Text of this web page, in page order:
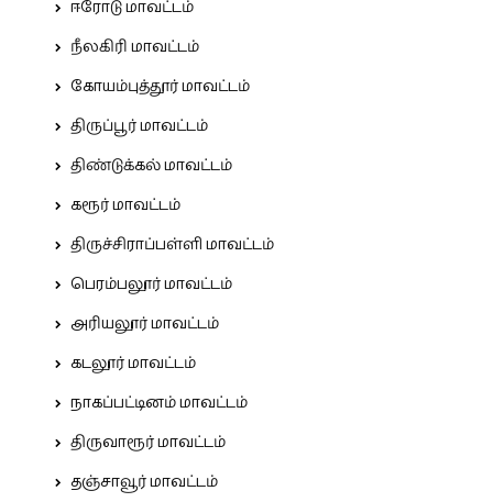
ஈரோடு மாவட்டம்
நீலகிரி மாவட்டம்
கோயம்புத்தூர் மாவட்டம்
திருப்பூர் மாவட்டம்
திண்டுக்கல் மாவட்டம்
கரூர் மாவட்டம்
திருச்சிராப்பள்ளி மாவட்டம்
பெரம்பலூர் மாவட்டம்
அரியலூர் மாவட்டம்
கடலூர் மாவட்டம்
நாகப்பட்டினம் மாவட்டம்
திருவாரூர் மாவட்டம்
தஞ்சாவூர் மாவட்டம்